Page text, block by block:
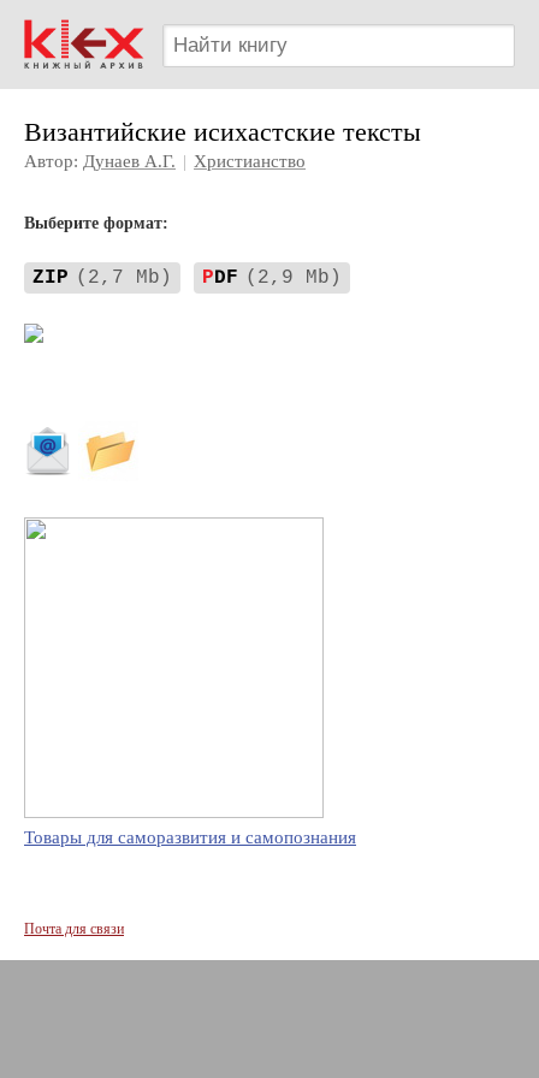
Византийские исихастские тексты
Автор: Дунаев А.Г. | Христианство
Выберите формат:
ZIP (2,7 Mb) PDF (2,9 Mb)
Товары для саморазвития и самопознания
Почта для связи